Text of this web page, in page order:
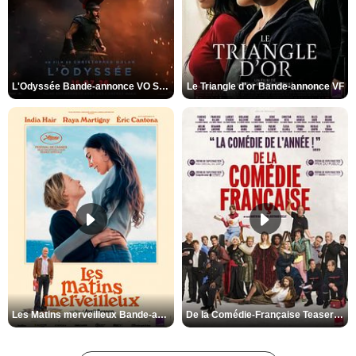
L'Odyssée Bande-annonce VO STFR Le Triangle d'or Bande-annonce VF
Les Matins merveilleux Bande-annonce VF De la Comédie-Française Teaser VF